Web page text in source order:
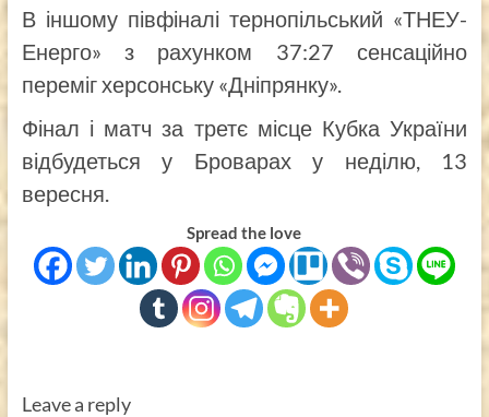
В іншому півфіналі тернопільський «ТНЕУ-
Енерго» з рахунком 37:27 сенсаційно
переміг херсонську «Дніпрянку».
Фінал і матч за третє місце Кубка України
відбудеться у Броварах у неділю, 13
вересня.
Spread the love
Leave a reply